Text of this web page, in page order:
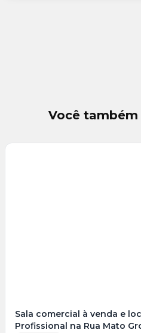
Você
Sala comercial à venda e
Profissional na Rua Mato